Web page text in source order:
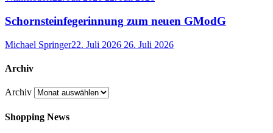
Schornsteinfegerinnung zum neuen GModG
Michael Springer22. Juli 2026 26. Juli 2026
Archiv
Archiv
Shopping News